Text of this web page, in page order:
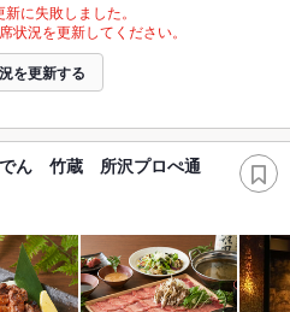
に失敗しました。
状況を更新してください。
を更新する
ん 竹蔵 所沢プロぺ通